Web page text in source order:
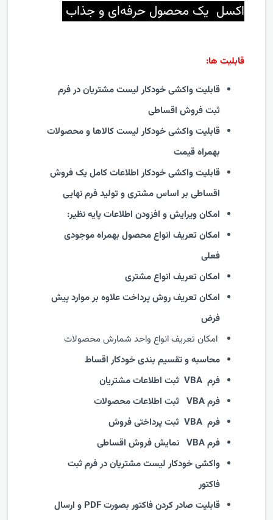
اکسل یک محصول حرفه‌ای و جذاب
قابلیت ها:
قابلیت واکشی خودکار لیست مشتریان در فرم
ثبت فروش اقساطی
قابلیت واکشی خودکار لیست کالاها و محصولات
بهمراه قیمت
قابلیت واکشی خودکار اطلاعات کامل یک فروش
اقساطی بر اساس مشتری و تولید فرم نهایی
امکان ویرایش و افزودن اطلاعات پایه نظیر:
امکان تعریف انواع محصول بهمراه موجودی
فعلی
امکان تعریف انواع مشتری
امکان تعریف روش پرداخت علاوه بر موارد پیش
فرض
امکان تعریف انواع واحد شمارش محصولات
محاسبه و تقسیم بندی خودکار اقساط
فرم VBA ثبت اطلاعات مشتریان
فرم VBA ثبت اطلاعات محصولات
فرم VBA ثبت پرداختی فروش
فرم VBA نمایش فروش اقساطی
واکشی خودکار لیست مشتریان در فرم ثبت
فاکتور
قابلیت صادر کردن فاکتور بصورت PDF و ارسال